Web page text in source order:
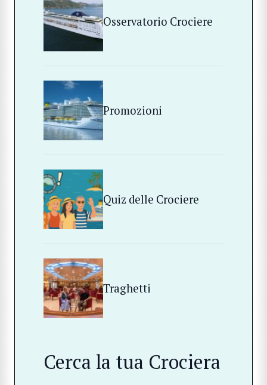
Osservatorio Crociere
Promozioni
Quiz delle Crociere
Traghetti
Cerca la tua Crociera